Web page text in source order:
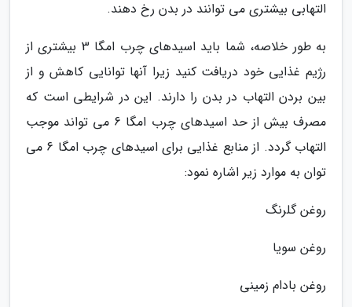
التهابی بیشتری می توانند در بدن رخ دهند.
به طور خلاصه، شما باید اسیدهای چرب امگا 3 بیشتری از
رژیم غذایی خود دریافت کنید زیرا آنها توانایی کاهش و از
بین بردن التهاب در بدن را دارند. این در شرایطی است که
مصرف بیش از حد اسیدهای چرب امگا 6 می تواند موجب
التهاب گردد. از منابع غذایی برای اسیدهای چرب امگا 6 می
توان به موارد زیر اشاره نمود:
روغن گلرنگ
روغن سویا
روغن بادام زمینی